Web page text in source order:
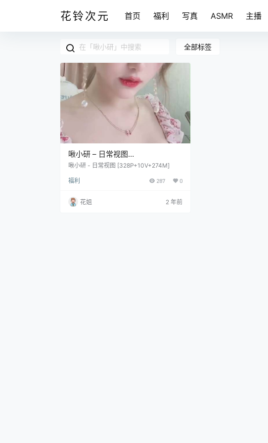
花铃次元 首页 福利 写真 ASMR 主播
全部标签
啾小研 – 日常视图
[328P+10V+274M]
啾小研 - 日常视图 [328P+10V+274M]
福利 287 0
花姐 2 年前